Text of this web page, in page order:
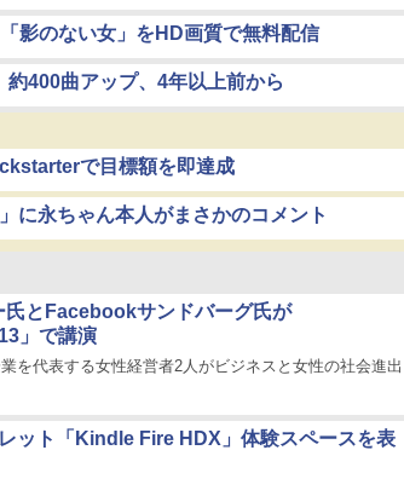
影のない女」をHD画質で無料配信
400曲アップ、4年以上前から
で目標額を即達成
に永ちゃん本人がまさかのコメント
とFacebookサンドバーグ氏が
」で講演
を代表する女性経営者2人がビジネスと女性の社会進出
ット「Kindle Fire HDX」体験スペースを表